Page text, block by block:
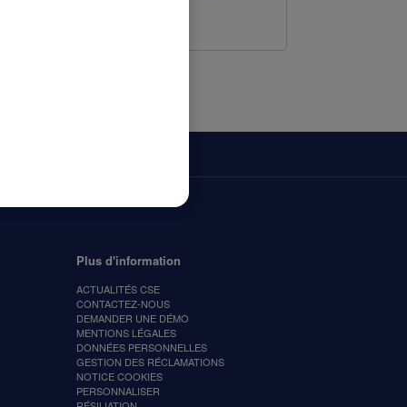
Plus d'information
ACTUALITÉS CSE
CONTACTEZ-NOUS
DEMANDER UNE DÉMO
MENTIONS LÉGALES
DONNÉES PERSONNELLES
GESTION DES RÉCLAMATIONS
NOTICE COOKIES
PERSONNALISER